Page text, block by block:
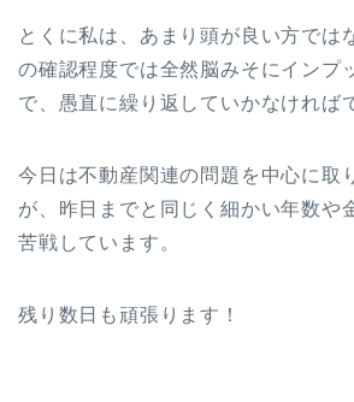
とくに私は、あまり頭が良い方では
の確認程度では全然脳みそにインプ
で、愚直に繰り返していかなければ
今日は不動産関連の問題を中心に取
が、昨日までと同じく細かい年数や
苦戦しています。
残り数日も頑張ります！